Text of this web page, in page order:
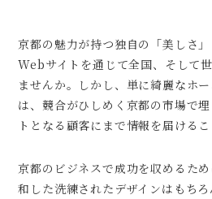
京都の魅力が持つ独自の「美しさ」
Webサイトを通じて全国、そして
ませんか。しかし、単に綺麗なホ
は、競合がひしめく京都の市場で
トとなる顧客にまで情報を届けるこ
京都のビジネスで成功を収めるた
和した洗練されたデザインはもち